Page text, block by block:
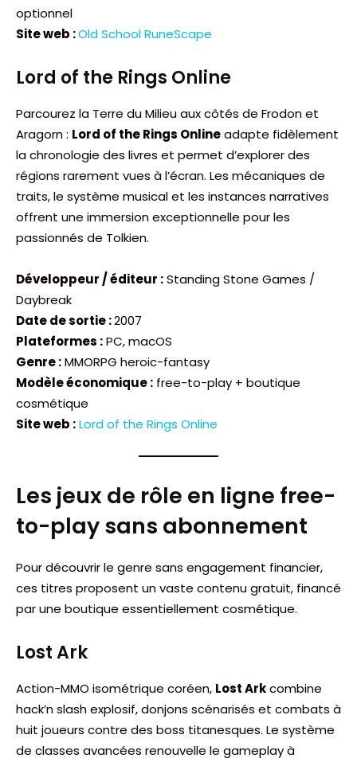
optionnel
Site web :Old School RuneScape
Lord of the Rings Online
Parcourez la Terre du Milieu aux côtés de Frodon et
Aragorn : Lord of the Rings Onlineadapte fidèlement
la chronologie des livres et permet d’explorer des
régions rarement vues à l’écran. Les mécaniques de
traits, le système musical et les instances narratives
offrent une immersion exceptionnelle pour les
passionnés de Tolkien.
Développeur / éditeur :Standing Stone Games /
Daybreak
Date de sortie :2007
Plateformes :PC, macOS
Genre :MMORPG heroic-fantasy
Modèle économique : free-to-play + boutique
cosmétique
Site web :Lord of the Rings Online
Les jeux de rôle en ligne free-
to-play sans abonnement
Pour découvrir le genre sans engagement financier,
ces titres proposent un vaste contenu gratuit, financé
par une boutique essentiellement cosmétique.
Lost Ark
Action-MMO isométrique coréen, Lost Arkcombine
hack’n slash explosif, donjons scénarisés et combats à
huit joueurs contre des boss titanesques. Le système
de classes avancées renouvelle le gameplay à